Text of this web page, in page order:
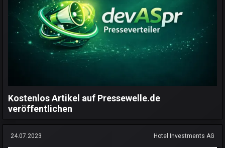
Kostenlos Artikel auf Pressewelle.de
veröffentlichen
24.07.2023 Hotel Investments AG